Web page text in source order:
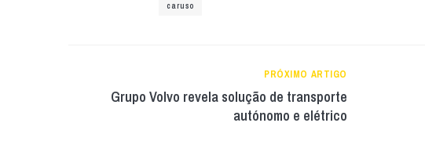
caruso
PRÓXIMO ARTIGO
Grupo Volvo revela solução de transporte
autónomo e elétrico